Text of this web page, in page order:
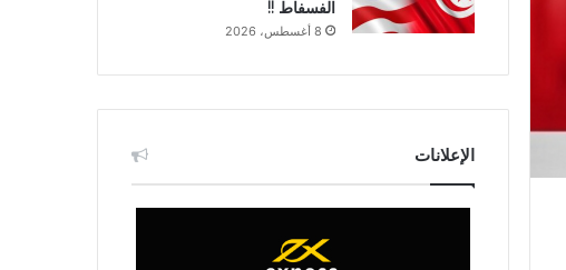
الفسفاط !!
8 أغسطس، 2026
الإعلانات